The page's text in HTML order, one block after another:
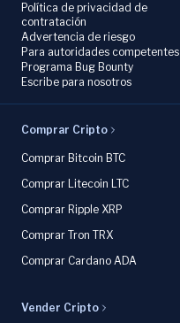
Política de privacidad de
contratación
Advertencia de riesgo
Para autoridades competentes
Programa Bug Bounty
Escribe para nosotros
Comprar Cripto
Comprar Bitcoin BTC
Comprar Litecoin LTC
Comprar Ripple XRP
Comprar Tron TRX
Comprar Cardano ADA
Vender Cripto